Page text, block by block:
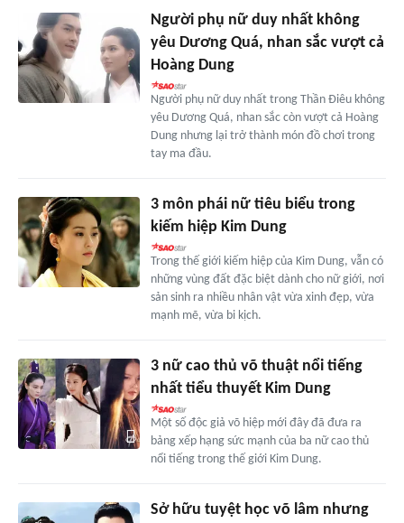
Người phụ nữ duy nhất không
yêu Dương Quá, nhan sắc vượt cả
Hoàng Dung
Người phụ nữ duy nhất trong Thần Điêu không
yêu Dương Quá, nhan sắc còn vượt cả Hoàng
Dung nhưng lại trở thành món đồ chơi trong
tay ma đầu.
3 môn phái nữ tiêu biểu trong
kiếm hiệp Kim Dung
Trong thế giới kiếm hiệp của Kim Dung, vẫn có
những vùng đất đặc biệt dành cho nữ giới, nơi
sản sinh ra nhiều nhân vật vừa xinh đẹp, vừa
mạnh mẽ, vừa bi kịch.
3 nữ cao thủ võ thuật nổi tiếng
nhất tiểu thuyết Kim Dung
Một số độc giả võ hiệp mới đây đã đưa ra
bảng xếp hạng sức mạnh của ba nữ cao thủ
nổi tiếng trong thế giới Kim Dung.
Sở hữu tuyệt học võ lâm nhưng